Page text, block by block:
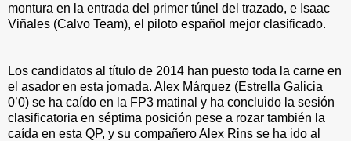
montura en la entrada del primer túnel del trazado, e Isaac
Viñales (Calvo Team), el piloto español mejor clasificado.
Los candidatos al título de 2014 han puesto toda la carne en
el asador en esta jornada. Alex Márquez (Estrella Galicia
0’0) se ha caído en la FP3 matinal y ha concluido la sesión
clasificatoria en séptima posición pese a rozar también la
caída en esta QP, y su compañero Alex Rins se ha ido al